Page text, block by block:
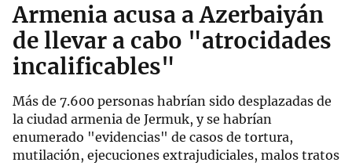
Armenia acusa a Azerbaiyán
de llevar a cabo "atrocidades
incalificables"
Más de 7.600 personas habrían sido desplazadas de
la ciudad armenia de Jermuk, y se habrían
enumerado "evidencias" de casos de tortura,
mutilación, ejecuciones extrajudiciales, malos tratos